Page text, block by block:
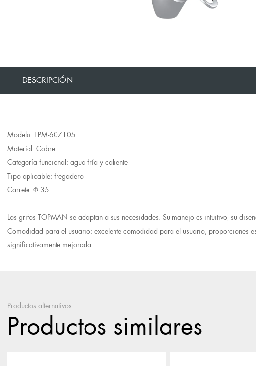
DESCRIPCIÓN
Modelo: TPM-607105
Material: Cobre
Categoría funcional: agua fría y caliente
Tipo aplicable: fregadero
Carrete: Φ 35
Los grifos TOPMAN se adaptan a sus necesidades. Su manejo es intuitivo, su
Comodidad para el usuario: excelente comodidad para el usuario, proporciones
significativamente mejorada.
Productos alternativos
Productos similares